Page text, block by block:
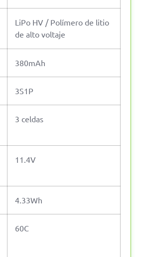
LiPo HV / Polímero de litio
de alto voltaje
380mAh
3S1P
3 celdas
11.4V
4.33Wh
60C